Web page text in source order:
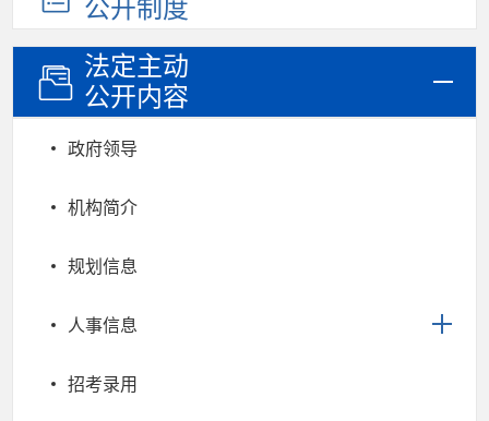
公开制度
法定主动
公开内容
政府领导
机构简介
规划信息
人事信息
招考录用